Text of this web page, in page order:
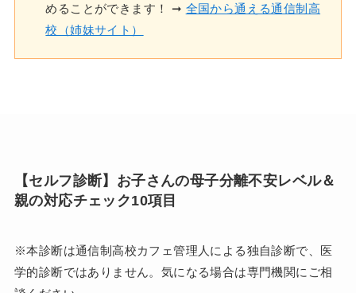
めることができます！ ➞ 全国から通える通信制高
校（姉妹サイト）
【セルフ診断】お子さんの母子分離不安レベル＆
親の対応チェック10項目
※本診断は通信制高校カフェ管理人による独自診断で、医
学的診断ではありません。気になる場合は専門機関にご相